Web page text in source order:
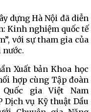
dựng Hà Nội đã diễn
Kinh nghiệm quốc tế
với sự tham gia của
Xuất bản Khoa học
hợp cùng Tập đoàn
gia Việt Nam
Dịch vụ Kỹ thuật Dầu